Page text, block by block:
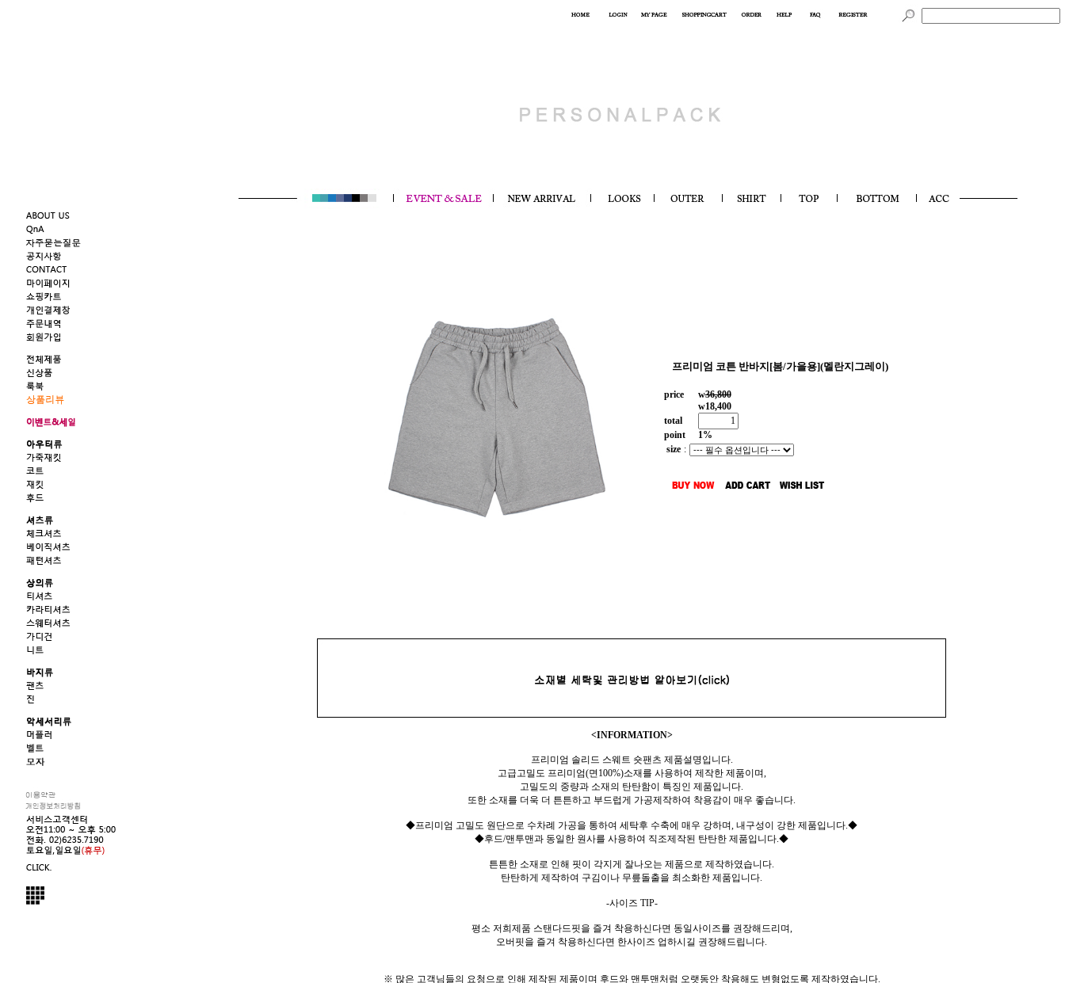
프리미엄 코튼 반바지[봄/가을용](멜란지그레이)
price w36,800
w18,400
total
point
1%
size :
<INFORMATION>
프리미엄 솔리드 스웨트 숏팬츠 제품설명입니다.
고급고밀도 프리미엄(면100%)소재를 사용하여 제작한 제품이며,
고밀도의 중량과 소재의 탄탄함이 특징인 제품입니다.
또한 소재를 더욱 더 튼튼하고 부드럽게 가공제작하여 착용감이 매우 좋습니다.
◆프리미엄 고밀도 원단으로 수차례 가공을 통하여 세탁후 수축에 매우 강하며, 내구성이 강한 제품입니다.◆
◆후드/맨투맨과 동일한 원사를 사용하여 직조제작된 탄탄한 제품입니다.◆
튼튼한 소재로 인해 핏이 각지게 잘나오는 제품으로 제작하였습니다.
탄탄하게 제작하여 구김이나 무릎돌출을 최소화한 제품입니다.
-사이즈 TIP-
평소 저희제품 스탠다드핏을 즐겨 착용하신다면 동일사이즈를 권장해드리며,
오버핏을 즐겨 착용하신다면 한사이즈 업하시길 권장해드립니다.
※ 많은 고객님들의 요청으로 인해 제작된 제품이며 후드와 맨투맨처럼 오랫동안 착용해도 변형없도록 제작하였습니다.